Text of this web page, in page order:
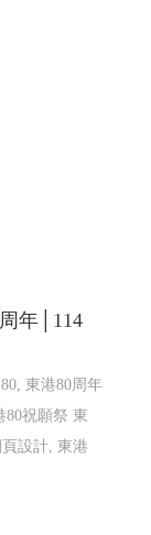
年│114
東港80周年
80祝願祭 東
設計, 東港